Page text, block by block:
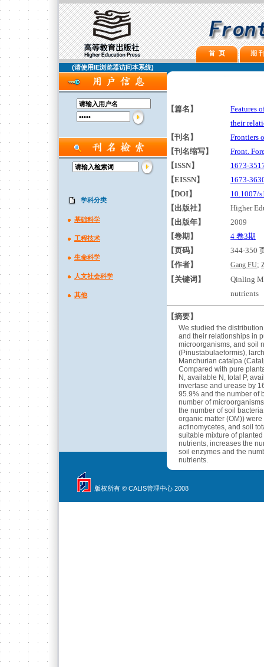
首 页 期
(请使用IE浏览器访问本系统)
学科分类
基础科学
工程技术
生命科学
人文社会科学
其他
【篇名】
Features
their
【刊名】
Frontiers
【刊名缩写】
Front.
【ISSN】
1673-
【EISSN】
1673-
【DOI】
10.1007/
【出版社】
Higher
【出版年】
2009
【卷期】
4 卷3期
【页码】
344-350
【作者】
Gang FU;
【关键词】
Qinling
nutrients
【摘要】
We studied the
and their relationships in
microorganisms, and soil
(Pinustabulaeformis),
Manchurian catalpa
Compared with pure
N, available N, total P,
invertase and urease by
95.9% and the number of
number of
the number of soil
organic matter (OM))
actinomycetes, and soil
suitable mixture of
nutrients, increases the
soil enzymes and the
nutrients.
版权所有 © CALIS管理中心 2008